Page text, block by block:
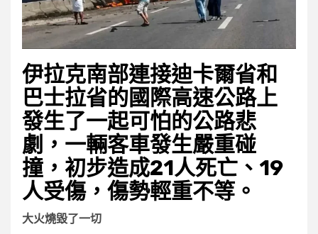
伊拉克南部連接迪卡爾省和
巴士拉省的國際高速公路上
發生了一起可怕的公路悲
劇，一輛客車發生嚴重碰
撞，初步造成21人死亡、19
人受傷，傷勢輕重不等。
大火燒毀了一切